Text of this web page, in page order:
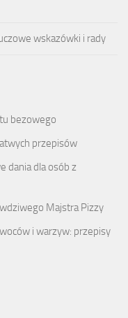
wskazówki i rady
bezowego
przepisów
dania dla osób z
Majstra Pizzy
i warzyw: przepisy